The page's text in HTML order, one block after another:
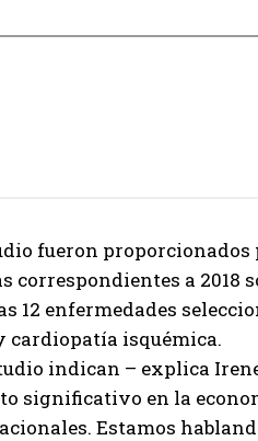
fueron
correspondientes a 2018
12 enfermedades
cardiopatía isquémica.
indican – explica
significativo en la
Estamos